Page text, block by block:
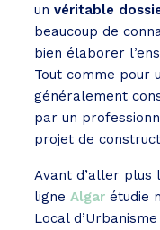
un véritable
beaucoup de
bien élaborer
Tout comme pour
généralement
par un
projet de
Avant d’aller plus
ligne Algar étudie
Local